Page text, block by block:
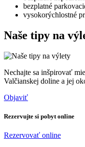
bezplatné
vysokorýchlostné
Naše tipy na
Nechajte sa inšpirovať
Valčianskej doline a jej
Objaviť
Rezervujte si pobyt online
Rezervovať online